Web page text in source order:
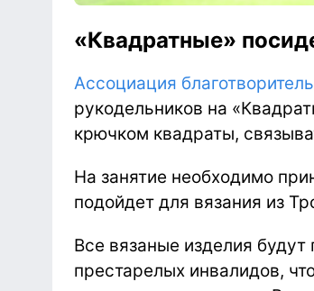
«Квадратные»
Ассоциация
рукодельников на
крючком квадраты,
На занятие необходимо
подойдет для вязания из
Все вязаные изделия
престарелых инвалидов,